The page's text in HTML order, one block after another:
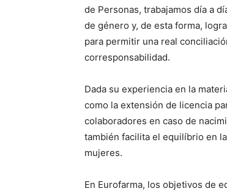
de Personas, trabajamos día a
de género y, de esta forma,
para permitir una real
corresponsabilidad.
Dada su experiencia en la
como la extensión de licencia
colaboradores en caso de
también facilita el equilíbrio en
mujeres.
En Eurofarma, los objetivos de